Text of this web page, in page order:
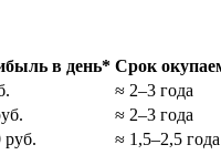
в день* Срок
≈ 2–3 года
≈ 2–3 года
руб. ≈ 1,5–2,5 года